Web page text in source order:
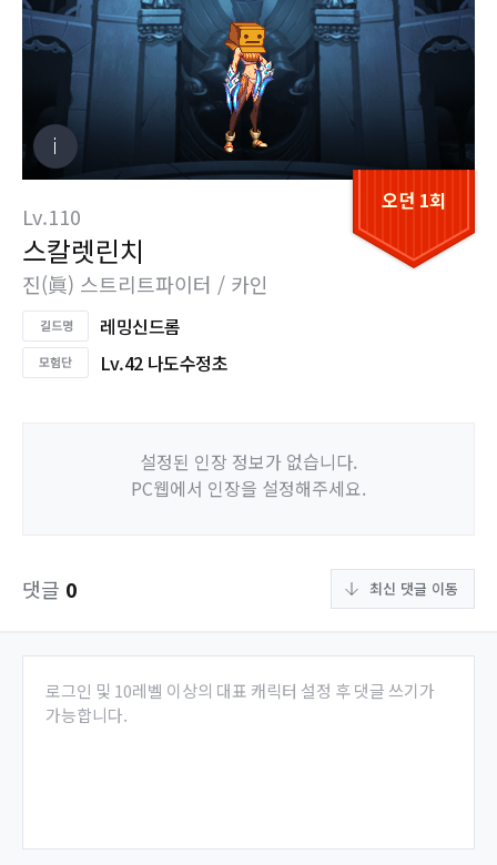
오던 1회
Lv.110
스칼렛린치
진(眞) 스트리트파이터 / 카인
레밍신드롬
Lv.42 나도수정초
설정된 인장 정보가 없습니다.
PC웹에서 인장을 설정해주세요.
댓글 0 최신 댓글 이동
로그인 및 10레벨 이상의 대표 캐릭터 설정 후 댓글 쓰기가
가능합니다.